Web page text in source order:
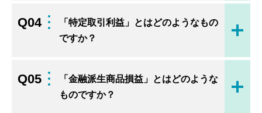
Q04
「特定取引利益」とはどのようなもの
ですか？
開く
Q05
「金融派生商品損益」とはどのような
ものですか？
開く